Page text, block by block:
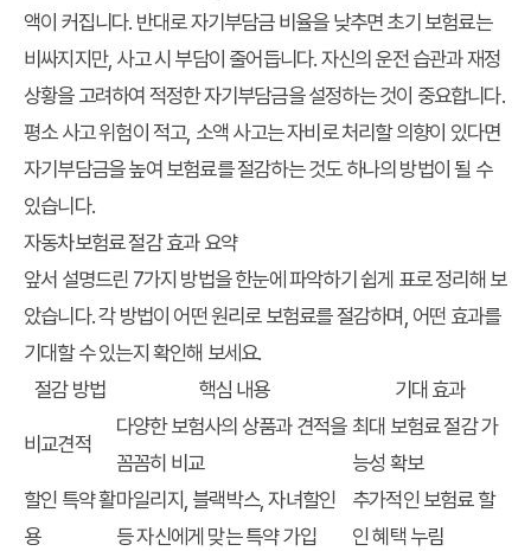
액이 커집니다. 반대로 자기부담금 비율을 낮추면 초기 보험료는
비싸지지만, 사고 시 부담이 줄어듭니다. 자신의 운전 습관과 재정
상황을 고려하여 적정한 자기부담금을 설정하는 것이 중요합니다.
평소 사고 위험이 적고, 소액 사고는 자비로 처리할 의향이 있다면
자기부담금을 높여 보험료를 절감하는 것도 하나의 방법이 될 수
있습니다.
자동차보험료 절감 효과 요약
앞서 설명드린 7가지 방법을 한눈에 파악하기 쉽게 표로 정리해 보
았습니다. 각 방법이 어떤 원리로 보험료를 절감하며, 어떤 효과를
기대할 수 있는지 확인해 보세요.
절감 방법
핵심 내용 기대 효과
비교견적
다양한 보험사의 상품과 견적을
꼼꼼히 비교
최대 보험료 절감 가
능성 확보
할인 특약 활
용
마일리지, 블랙박스, 자녀할인
등 자신에게 맞는 특약 가입
추가적인 보험료 할
인 혜택 누림